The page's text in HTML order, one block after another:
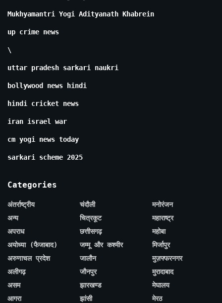
Mukhyamantri Yogi Adityanath Khabrein
up crime news
\
uttar pradesh sarkari naukri
bollywood news hindi
hindi cricket news
iran israel war
cm yogi news today
sarkari scheme 2025
Categories
अंतर्राष्ट्रीय
अन्य
अपराध
अयोध्या (फैजाबाद)
अरुणाचल प्रदेश
अलीगढ़
असम
आगरा
चंदौली
चित्रकूट
छत्तीसगढ़
जम्मू और कश्मीर
जालौन
जौनपुर
झारखण्ड
झांसी
मनोरंजन
महाराष्ट्र
महोबा
मिर्जापुर
मुज़फ्फरनगर
मुरादाबाद
मेघालय
मेरठ